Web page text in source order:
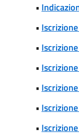
•
•
•
•
•
•
•